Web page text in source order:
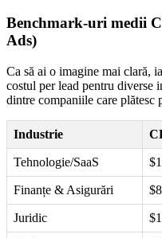
Benchmark-uri medii
Ads)
Ca să ai o imagine mai clară,
costul per lead pentru diverse
dintre companiile care plătesc
Industrie
Tehnologie/SaaS
Finanțe & Asigurări
Juridic